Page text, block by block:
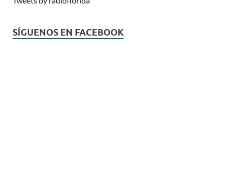
SÍGUENOS EN FACEBOOK